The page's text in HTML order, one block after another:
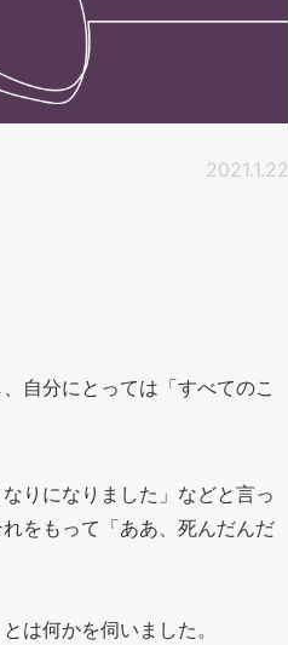
2021.1.22
自分にとっては「すべてのこ
りになりました」などと言っ
をもって「ああ、死んだんだ
は何かを伺いました。